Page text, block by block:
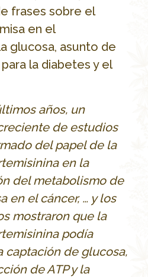
frases sobre el
en el
glucosa, asunto de
la diabetes y el
años, un
de estudios
del papel de la
en la
del metabolismo de
en el cáncer, … y los
mostraron que la
podía
captación de glucosa,
de ATP y la